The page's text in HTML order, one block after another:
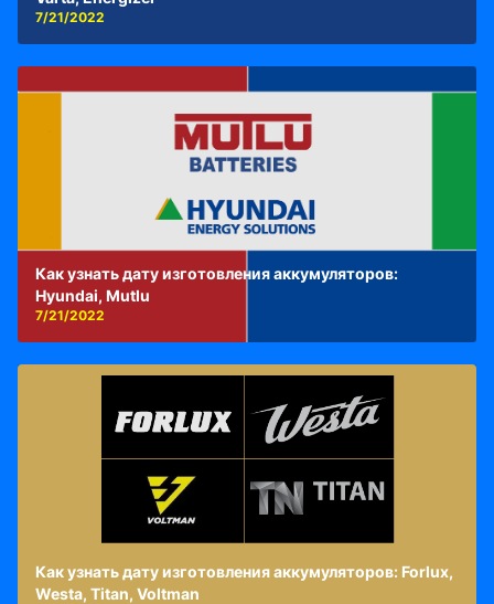
7/21/2022
Как узнать дату изготовления аккумуляторов:
Hyundai, Mutlu
7/21/2022
Как узнать дату изготовления аккумуляторов: Forlux,
Westa, Titan, Voltman